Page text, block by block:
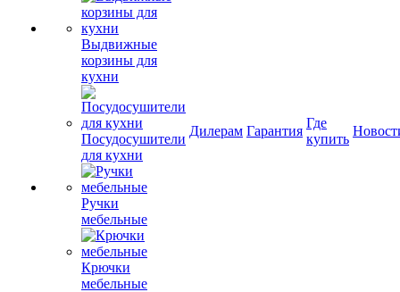
Выдвижные
корзины для
кухни
Посудосушители
для кухни
Ручки
мебельные
Крючки
мебельные
Дилерам Гарантия
Где
купить